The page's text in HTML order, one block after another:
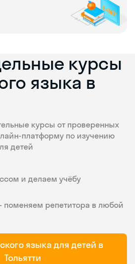
курсы
языка в
курсы от проверенных
платформу по изучению
детей
и делаем учёбу
поменяем репетитора в любой
языка для детей в
Тольятти